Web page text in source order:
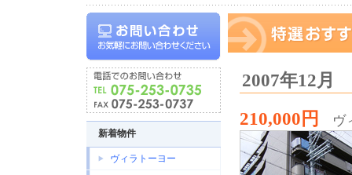
2007年12月
210,000円
ヴ
新着物件
ヴィラトーヨー